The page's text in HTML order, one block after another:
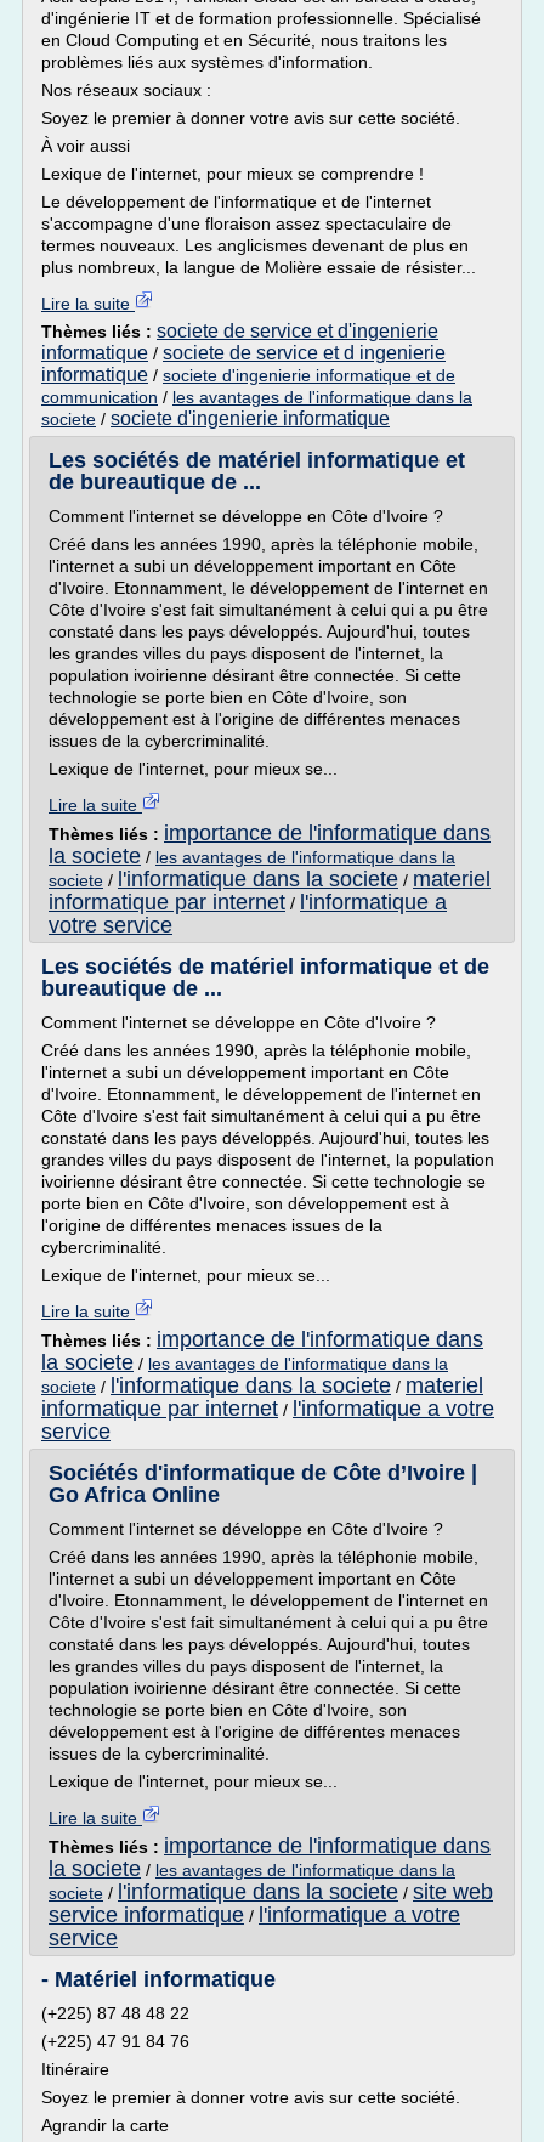
d'ingénierie IT et de formation professionnelle. Spécialisé
en Cloud Computing et en Sécurité, nous traitons les
problèmes liés aux systèmes d'information.
Nos réseaux sociaux :
Soyez le premier à donner votre avis sur cette société.
À voir aussi
Lexique de l'internet, pour mieux se comprendre !
Le développement de l'informatique et de l'internet
s'accompagne d'une floraison assez spectaculaire de
termes nouveaux. Les anglicismes devenant de plus en
plus nombreux, la langue de Molière essaie de résister...
Lire la suite
Thèmes liés : societe de service et d'ingenierie
informatique / societe de service et d ingenierie
informatique / societe d'ingenierie informatique et de
communication / les avantages de l'informatique dans la
societe / societe d'ingenierie informatique
Les sociétés de matériel informatique et
de bureautique de ...
Comment l'internet se développe en Côte d'Ivoire ?
Créé dans les années 1990, après la téléphonie mobile,
l'internet a subi un développement important en Côte
d'Ivoire. Etonnamment, le développement de l'internet en
Côte d'Ivoire s'est fait simultanément à celui qui a pu être
constaté dans les pays développés. Aujourd'hui, toutes
les grandes villes du pays disposent de l'internet, la
population ivoirienne désirant être connectée. Si cette
technologie se porte bien en Côte d'Ivoire, son
développement est à l'origine de différentes menaces
issues de la cybercriminalité.
Lexique de l'internet, pour mieux se...
Lire la suite
Thèmes liés : importance de l'informatique dans
la societe / les avantages de l'informatique dans la
societe / l'informatique dans la societe / materiel
informatique par internet / l'informatique a
votre service
Les sociétés de matériel informatique et de
bureautique de ...
Comment l'internet se développe en Côte d'Ivoire ?
Créé dans les années 1990, après la téléphonie mobile,
l'internet a subi un développement important en Côte
d'Ivoire. Etonnamment, le développement de l'internet en
Côte d'Ivoire s'est fait simultanément à celui qui a pu être
constaté dans les pays développés. Aujourd'hui, toutes les
grandes villes du pays disposent de l'internet, la population
ivoirienne désirant être connectée. Si cette technologie se
porte bien en Côte d'Ivoire, son développement est à
l'origine de différentes menaces issues de la
cybercriminalité.
Lexique de l'internet, pour mieux se...
Lire la suite
Thèmes liés : importance de l'informatique dans
la societe / les avantages de l'informatique dans la
societe / l'informatique dans la societe / materiel
informatique par internet / l'informatique a votre
service
Sociétés d'informatique de Côte d’Ivoire |
Go Africa Online
Comment l'internet se développe en Côte d'Ivoire ?
Créé dans les années 1990, après la téléphonie mobile,
l'internet a subi un développement important en Côte
d'Ivoire. Etonnamment, le développement de l'internet en
Côte d'Ivoire s'est fait simultanément à celui qui a pu être
constaté dans les pays développés. Aujourd'hui, toutes
les grandes villes du pays disposent de l'internet, la
population ivoirienne désirant être connectée. Si cette
technologie se porte bien en Côte d'Ivoire, son
développement est à l'origine de différentes menaces
issues de la cybercriminalité.
Lexique de l'internet, pour mieux se...
Lire la suite
Thèmes liés : importance de l'informatique dans
la societe / les avantages de l'informatique dans la
societe / l'informatique dans la societe / site web
service informatique / l'informatique a votre
service
- Matériel informatique
(+225) 87 48 48 22
(+225) 47 91 84 76
Itinéraire
Soyez le premier à donner votre avis sur cette société.
Agrandir la carte